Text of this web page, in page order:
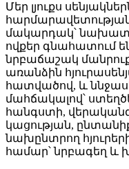
Մեր լյուքս
մակարդակ՝
ովքեր գնահատում
նրբաճաշակ
առանձին
հատվածով, և
մահճակալով՝
հանգստի,
կացության,
նախընտրող
համար՝ նրբագեղ և